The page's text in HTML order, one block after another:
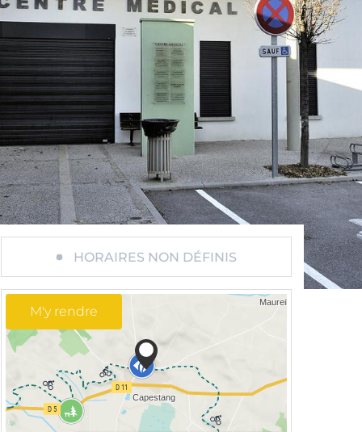
HORAIRES NON DÉFINIS
M'y rendre